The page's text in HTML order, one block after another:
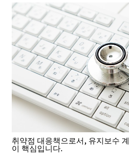
취약점 대응책으로서, 유지보수
이 핵심입니다.